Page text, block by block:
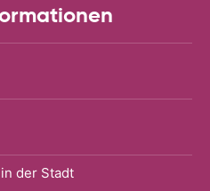
der Stadt